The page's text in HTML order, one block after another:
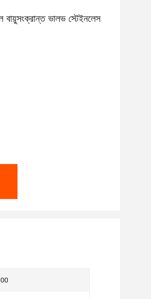
বায়ুসংক্রান্ত ভালভ স্টেইনলেস